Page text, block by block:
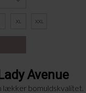
XL XXL
Avenue
lækker bomuldskvalitet.